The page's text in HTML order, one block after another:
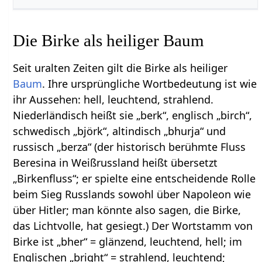
Die Birke als heiliger Baum
Seit uralten Zeiten gilt die Birke als heiliger
Baum. Ihre ursprüngliche Wortbedeutung ist wie
ihr Aussehen: hell, leuchtend, strahlend.
Niederländisch heißt sie „berk“, englisch „birch“,
schwedisch „björk“, altindisch „bhurja“ und
russisch „berza“ (der historisch berühmte Fluss
Beresina in Weißrussland heißt übersetzt
„Birkenfluss“; er spielte eine entscheidende Rolle
beim Sieg Russlands sowohl über Napoleon wie
über Hitler; man könnte also sagen, die Birke,
das Lichtvolle, hat gesiegt.) Der Wortstamm von
Birke ist „bher“ = glänzend, leuchtend, hell; im
Englischen „bright“ = strahlend, leuchtend;